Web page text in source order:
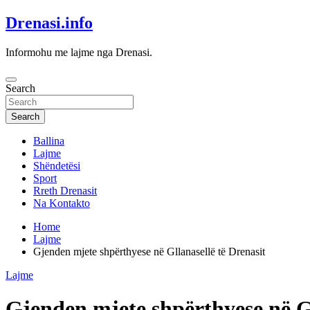
Skip
to
Drenasi.info
Informohu me lajme nga Drenasi.
Search
Search
Ballina
Lajme
Shëndetësi
Sport
Rreth Drenasit
Na Kontakto
Home
Lajme
Gjenden mjete shpërthyese në Gllanasellë të Drenasit
Lajme